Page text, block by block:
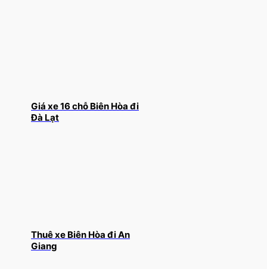
Giá xe 16 chỗ Biên Hòa đi
Đà Lạt
Thuê xe Biên Hòa đi An
Giang